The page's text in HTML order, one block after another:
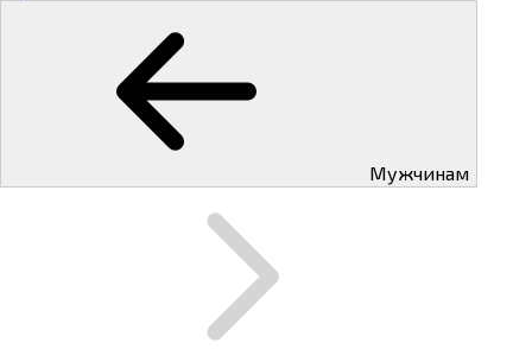
Мужчинам